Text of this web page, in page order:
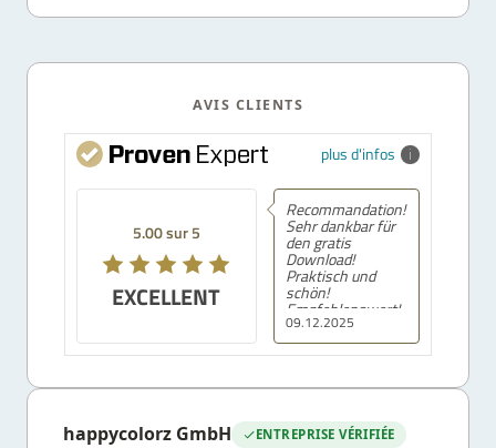
AVIS CLIENTS
plus d'infos
5.00 sur 5
EXCELLENT
09.12.2025
Recommandation!
Sehr dankbar für
den gratis
Download!
Praktisch und
schön!
Empfehlenswert!
happycolorz GmbH ENTREPRISE VÉRIFIÉE